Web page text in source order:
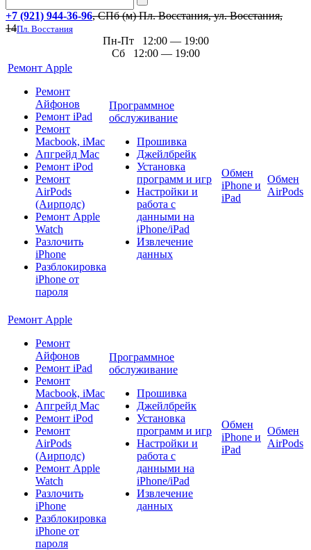
+7 (921) 944-36-96, СПб (м) Пл. Восстания, ул. Восстания,
14Пл. Восстания
Пн-Пт 12:00 — 19:00
Сб 12:00 — 19:00
Ремонт Apple
Ремонт
Айфонов
Ремонт iPad
Ремонт
Macbook, iMac
Апгрейд Mac
Ремонт iPod
Ремонт
AirPods
(Аирподс)
Ремонт Apple
Watch
Разлочить
iPhone
Разблокировка
iPhone от
пароля
Программное
обслуживание
Прошивка
Джейлбрейк
Установка
программ и игр
Настройки и
работа с
данными на
iPhone/iPad
Извлечение
данных
Обмен
iPhone и
iPad
Обмен
AirPods
Ремонт Apple
Ремонт
Айфонов
Ремонт iPad
Ремонт
Macbook, iMac
Апгрейд Mac
Ремонт iPod
Ремонт
AirPods
(Аирподс)
Ремонт Apple
Watch
Разлочить
iPhone
Разблокировка
iPhone от
пароля
Программное
обслуживание
Прошивка
Джейлбрейк
Установка
программ и игр
Настройки и
работа с
данными на
iPhone/iPad
Извлечение
данных
Обмен
iPhone и
iPad
Обмен
AirPods